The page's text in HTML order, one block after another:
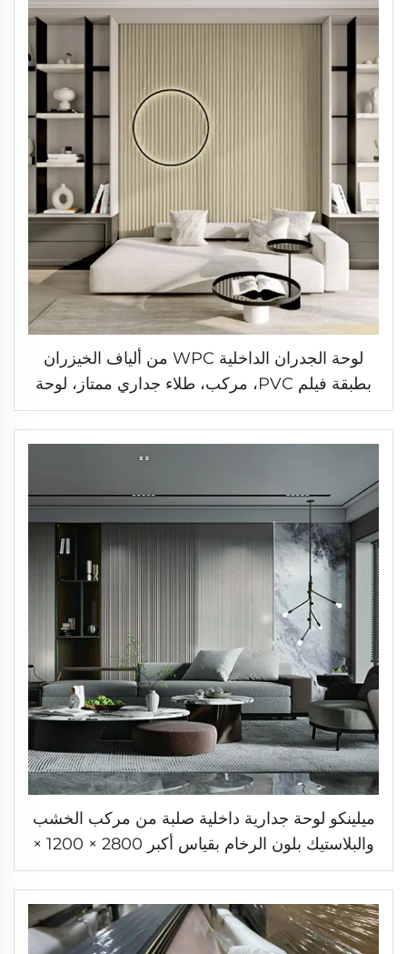
لوحة الجدران الداخلية WPC من ألياف الخيزران
بطبقة فيلم PVC، مركب، طلاء جداري ممتاز، لوحة
جدار مموجة
ميلينكو لوحة جدارية داخلية صلبة من مركب الخشب
والبلاستيك بلون الرخام بقياس أكبر 2800 × 1200 ×
9 مم